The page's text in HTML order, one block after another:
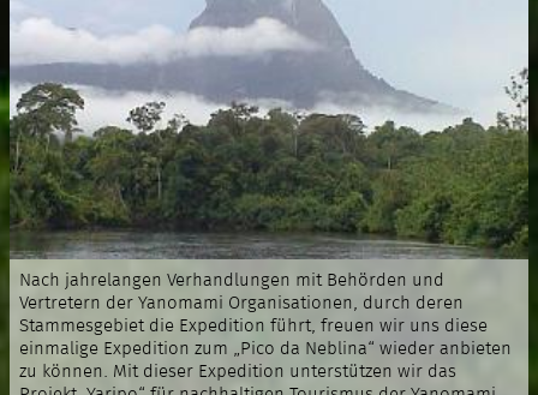
Nach jahrelangen Verhandlungen mit Behörden und
Vertretern der Yanomami Organisationen, durch deren
Stammesgebiet die Expedition führt, freuen wir uns diese
einmalige Expedition zum „Pico da Neblina“ wieder anbieten
zu können. Mit dieser Expedition unterstützen wir das